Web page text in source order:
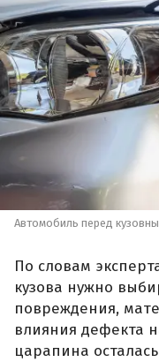
Автомобиль перед
По словам
кузова нужно
повреждения,
влияния дефекта
царапина